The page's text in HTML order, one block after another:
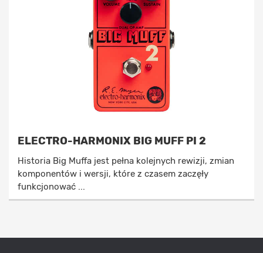
ELECTRO-HARMONIX BIG MUFF PI 2
Historia Big Muffa jest pełna kolejnych rewizji, zmian
komponentów i wersji, które z czasem zaczęły
funkcjonować ...